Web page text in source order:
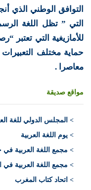
التوافق الوطني الذي
التي ” تظل اللغة
للأمازيغية التي تعتبر
حماية مختلف التعبيرات
معاصرا .
مواقع صديقة
> المجلس الدولي للغة
> يوم اللغة العربية
> مجمع اللغة العربية في
> مجمع اللغة العربية في
> اتحاد كتاب المغرب